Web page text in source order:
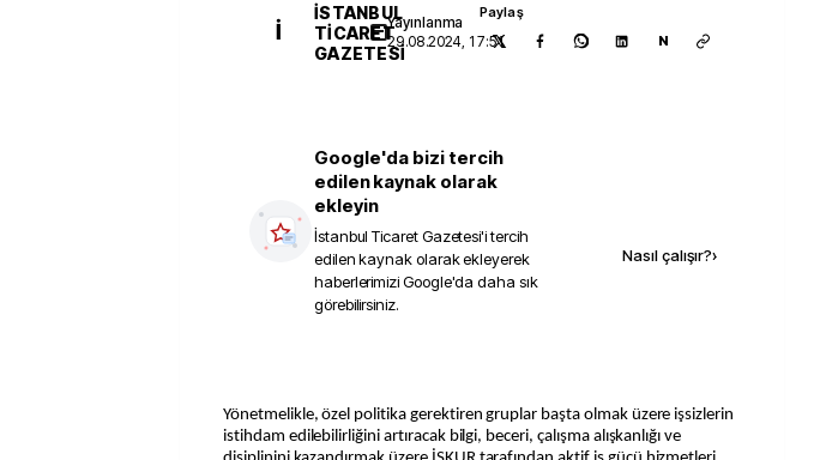
İ
İSTANBUL
TICARET
GAZETESI
Yayınlanma
29.08.2024, 17:51
Paylaş
N
Google'da bizi tercih
edilen kaynak olarak
ekleyin
İstanbul Ticaret Gazetesi'i tercih
edilen kaynak olarak ekleyerek
haberlerimizi Google'da daha sık
görebilirsiniz.
Nasıl çalışır?›
Yönetmelikle, özel politika gerektiren gruplar başta olmak üzere işsizlerin
istihdam edilebilirliğini artıracak bilgi, beceri, çalışma alışkanlığı ve